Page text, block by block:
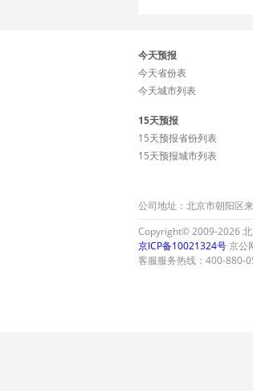
今天预报
今天省份表
今天城市列表
15天预报
15天预报省份列表
15天预报城市列表
公司地址：北京市朝阳区
Copyright© 2009-2026 北
京ICP备10021324号京公
客服服务热线：400-880-